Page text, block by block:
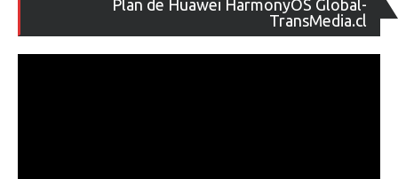
Plan de Huawei HarmonyOS Global-
TransMedia.cl
de